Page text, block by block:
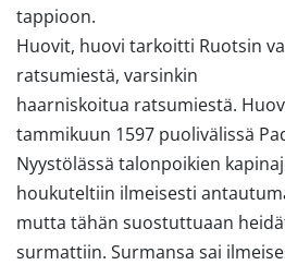
tappioon.
Huovit, huovi tarkoitti Ruotsin
ratsumiestä, varsinkin
haarniskoitua ratsumiestä.
tammikuun 1597 puolivälissä
Nyystölässä talonpoikien
houkuteltiin ilmeisesti
mutta tähän suostuttuaan
surmattiin. Surmansa sai